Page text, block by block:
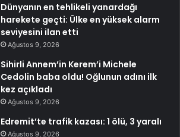
Dünyanın en tehlikeli yanardağı
harekete geçti: Ülke en yüksek alarm
seviyesini ilan etti
Ağustos 9, 2026
Sihirli Annem’in Kerem’i Michele
Cedolin baba oldu! Oğlunun adını ilk
kez açıkladı
Ağustos 9, 2026
Edremit’te trafik kazası: 1 ölü, 3 yaralı
Ağustos 9, 2026